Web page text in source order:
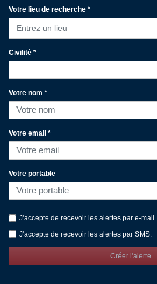
Votre lieu de recherche *
Entrez un lieu
Civilité *
Votre nom *
Votre email *
Votre portable
J'accepte de recevoir les alertes par e-mail.
J'accepte de recevoir les alertes par SMS.
Créer l'alerte